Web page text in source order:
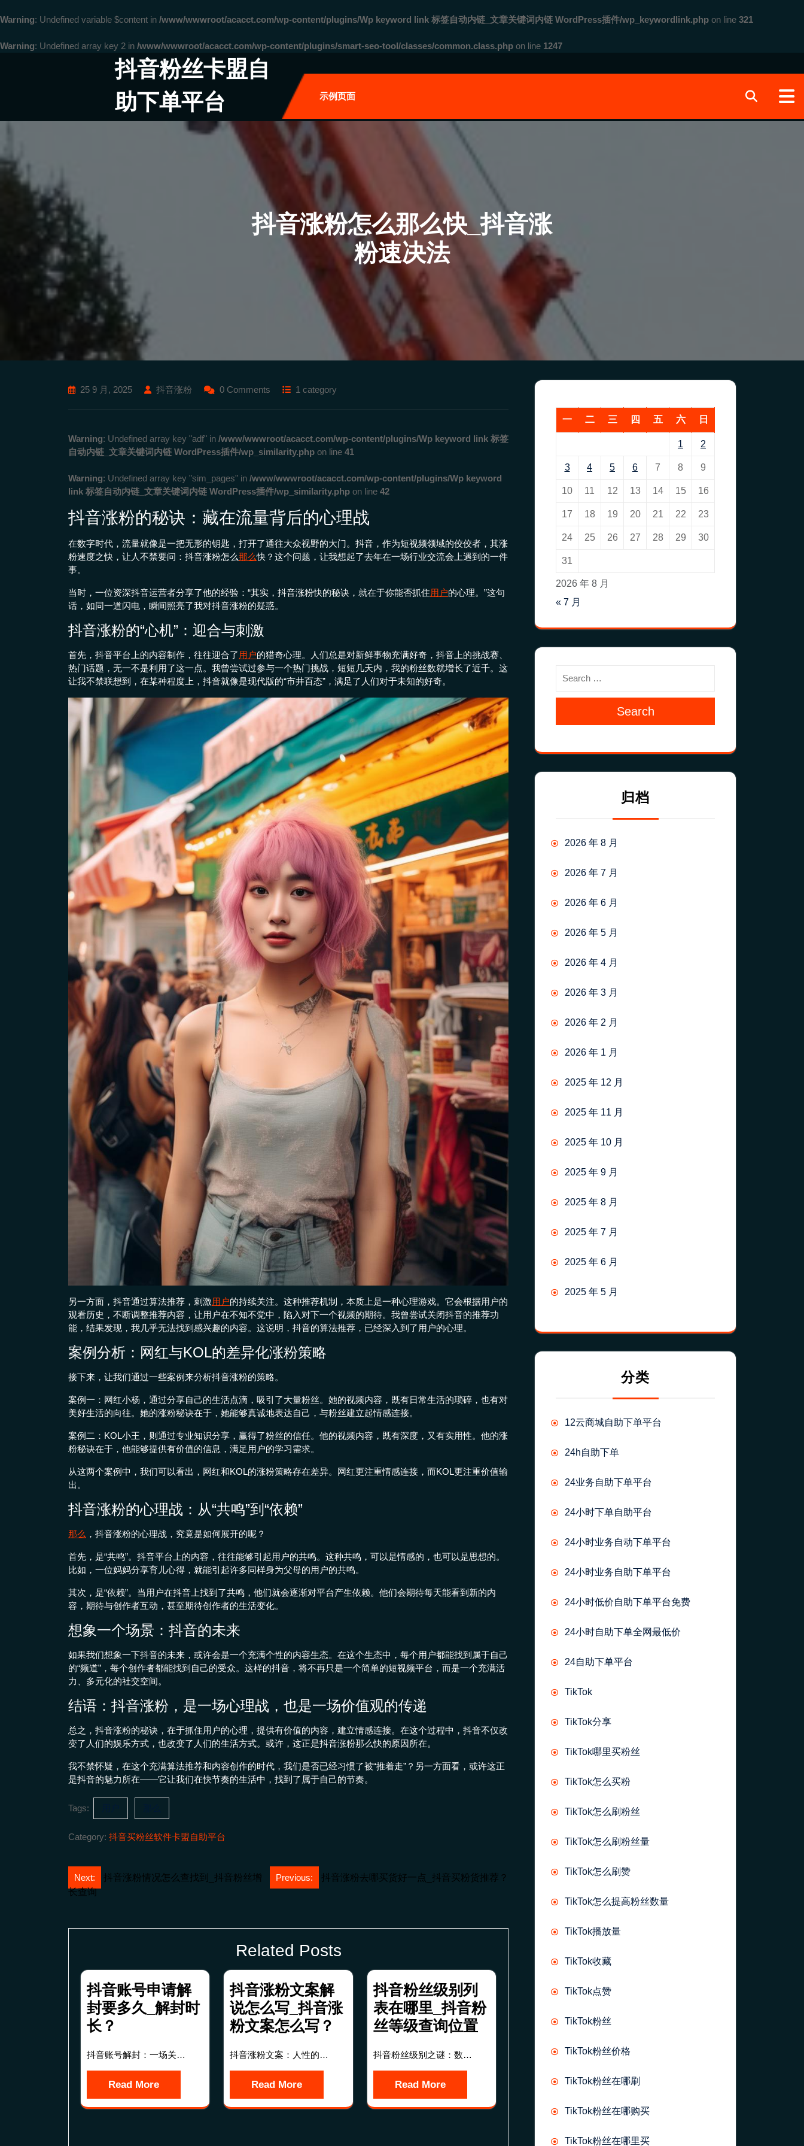
Warning: Undefined variable $content in /www/wwwroot/acacct.com/wp-content/plugins/Wp keyword link 标签自动内链_文章关键词内链 WordPress插件/wp_keywordlink.php on line 321
Warning: Undefined array key 2 in /www/wwwroot/acacct.com/wp-content/plugins/smart-seo-tool/classes/common.class.php on line 1247
抖音粉丝卡盟自
助下单平台
示例页面
抖音涨粉怎么那么快_抖音涨
粉速决法
25 9 月, 2025 抖音涨粉 0 Comments 1 category
Warning: Undefined array key "adf" in /www/wwwroot/acacct.com/wp-content/plugins/Wp keyword link 标签
自动内链_文章关键词内链 WordPress插件/wp_similarity.php on line 41
Warning: Undefined array key "sim_pages" in /www/wwwroot/acacct.com/wp-content/plugins/Wp keyword
link 标签自动内链_文章关键词内链 WordPress插件/wp_similarity.php on line 42
抖音涨粉的秘诀：藏在流量背后的心理战
在数字时代，流量就像是一把无形的钥匙，打开了通往大众视野的大门。抖音，作为短视频领域的佼佼者，其涨
粉速度之快，让人不禁要问：抖音涨粉怎么那么快？这个问题，让我想起了去年在一场行业交流会上遇到的一件
事。
当时，一位资深抖音运营者分享了他的经验：“其实，抖音涨粉快的秘诀，就在于你能否抓住用户的心理。”这句
话，如同一道闪电，瞬间照亮了我对抖音涨粉的疑惑。
抖音涨粉的“心机”：迎合与刺激
首先，抖音平台上的内容制作，往往迎合了用户的猎奇心理。人们总是对新鲜事物充满好奇，抖音上的挑战赛、
热门话题，无一不是利用了这一点。我曾尝试过参与一个热门挑战，短短几天内，我的粉丝数就增长了近千。这
让我不禁联想到，在某种程度上，抖音就像是现代版的“市井百态”，满足了人们对于未知的好奇。
另一方面，抖音通过算法推荐，刺激用户的持续关注。这种推荐机制，本质上是一种心理游戏。它会根据用户的
观看历史，不断调整推荐内容，让用户在不知不觉中，陷入对下一个视频的期待。我曾尝试关闭抖音的推荐功
能，结果发现，我几乎无法找到感兴趣的内容。这说明，抖音的算法推荐，已经深入到了用户的心理。
案例分析：网红与KOL的差异化涨粉策略
接下来，让我们通过一些案例来分析抖音涨粉的策略。
案例一：网红小杨，通过分享自己的生活点滴，吸引了大量粉丝。她的视频内容，既有日常生活的琐碎，也有对
美好生活的向往。她的涨粉秘诀在于，她能够真诚地表达自己，与粉丝建立起情感连接。
案例二：KOL小王，则通过专业知识分享，赢得了粉丝的信任。他的视频内容，既有深度，又有实用性。他的涨
粉秘诀在于，他能够提供有价值的信息，满足用户的学习需求。
从这两个案例中，我们可以看出，网红和KOL的涨粉策略存在差异。网红更注重情感连接，而KOL更注重价值输
出。
抖音涨粉的心理战：从“共鸣”到“依赖”
那么 ，抖音涨粉的心理战，究竟是如何展开的呢？
首先，是“共鸣”。抖音平台上的内容，往往能够引起用户的共鸣。这种共鸣，可以是情感的，也可以是思想的。
比如，一位妈妈分享育儿心得，就能引起许多同样身为父母的用户的共鸣。
其次，是“依赖”。当用户在抖音上找到了共鸣，他们就会逐渐对平台产生依赖。他们会期待每天能看到新的内
容，期待与创作者互动，甚至期待创作者的生活变化。
想象一个场景：抖音的未来
如果我们想象一下抖音的未来，或许会是一个充满个性的内容生态。在这个生态中，每个用户都能找到属于自己
的“频道”，每个创作者都能找到自己的受众。这样的抖音，将不再只是一个简单的短视频平台，而是一个充满活
力、多元化的社交空间。
结语：抖音涨粉，是一场心理战，也是一场价值观的传递
总之，抖音涨粉的秘诀，在于抓住用户的心理，提供有价值的内容，建立情感连接。在这个过程中，抖音不仅改
变了人们的娱乐方式，也改变了人们的生活方式。或许，这正是抖音涨粉那么快的原因所在。
我不禁怀疑，在这个充满算法推荐和内容创作的时代，我们是否已经习惯了被“推着走”？另一方面看，或许这正
是抖音的魅力所在——它让我们在快节奏的生活中，找到了属于自己的节奏。
Tags:
Category: 抖音买粉丝软件卡盟自助平台
文
导
Previous: 抖音涨粉去哪买货好一点_抖音买粉货推荐？
Next:
抖音涨粉情况怎么查找到_抖音粉丝增
长查询
Related Posts
抖音账号申请解
封要多久_解封时
长？
抖音账号解封：一场关…
Read More
抖音涨粉文案解
说怎么写_抖音涨
粉文案怎么写？
抖音涨粉文案：人性的…
Read More
抖音粉丝级别列
表在哪里_抖音粉
丝等级查询位置
抖音粉丝级别之谜：数…
Read More
2026 年 8 月
一 二 三 四 五 六 日
1 2
3 4 5 6 7 8 9
10 11 12 13 14 15 16
17 18 19 20 21 22 23
24 25 26 27 28 29 30
31
« 7 月
Search
归档
2026 年 8 月
2026 年 7 月
2026 年 6 月
2026 年 5 月
2026 年 4 月
2026 年 3 月
2026 年 2 月
2026 年 1 月
2025 年 12 月
2025 年 11 月
2025 年 10 月
2025 年 9 月
2025 年 8 月
2025 年 7 月
2025 年 6 月
2025 年 5 月
分类
12云商城自助下单平台
24h自助下单
24业务自助下单平台
24小时下单自助平台
24小时业务自动下单平台
24小时业务自助下单平台
24小时低价自助下单平台免费
24小时自助下单全网最低价
24自助下单平台
TikTok
TikTok分享
TikTok哪里买粉丝
TikTok怎么买粉
TikTok怎么刷粉丝
TikTok怎么刷粉丝量
TikTok怎么刷赞
TikTok怎么提高粉丝数量
TikTok播放量
TikTok收藏
TikTok点赞
TikTok粉丝
TikTok粉丝价格
TikTok粉丝在哪刷
TikTok粉丝在哪购买
TikTok粉丝在哪里买